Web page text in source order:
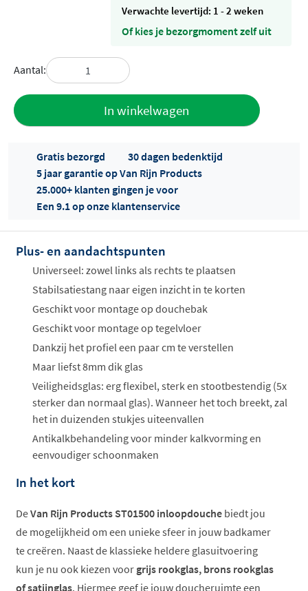
Verwachte levertijd: 1 - 2 weken
Of kies je bezorgmoment zelf uit
Aantal:
In winkelwagen
Offertes
ophalen...
Gratis bezorgd
30 dagen bedenktijd
5 jaar garantie op Van Rijn Products
25.000+ klanten gingen je voor
Een 9.1 op onze klantenservice
Plus- en aandachtspunten
Universeel: zowel links als rechts te plaatsen
Stabilsatiestang naar eigen inzicht in te korten
Geschikt voor montage op douchebak
Geschikt voor montage op tegelvloer
Dankzij het profiel een paar cm te verstellen
Maar liefst 8mm dik glas
Veiligheidsglas: erg flexibel, sterk en stootbestendig (5x
sterker dan normaal glas). Wanneer het toch breekt, zal
het in duizenden stukjes uiteenvallen
Antikalkbehandeling voor minder kalkvorming en
eenvoudiger schoonmaken
In het kort
DeVan Rijn Products ST01500 inloopdouche biedt jou
de mogelijkheid om een unieke sfeer in jouw badkamer
te creëren. Naast de klassieke heldere glasuitvoering
kun je nu ook kiezen voor grijs rookglas, brons rookglas
of satijnglas. Hiermee geef je jouw doucheruimte een